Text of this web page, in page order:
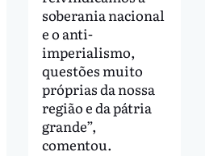
soberania nacional
e o anti-
imperialismo,
questões muito
próprias da nossa
região e da pátria
grande”,
comentou.